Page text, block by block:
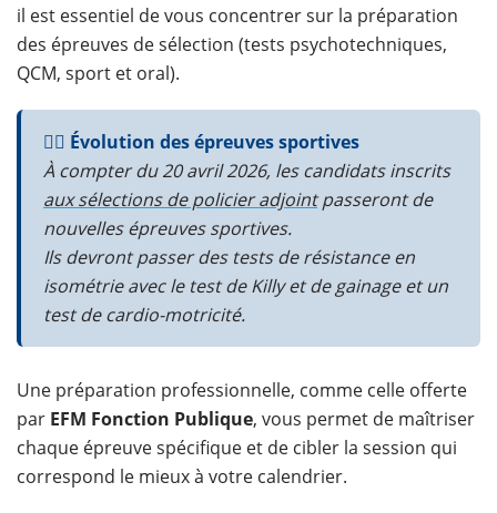
il est essentiel de vous concentrer sur la préparation
des épreuves de sélection (tests psychotechniques,
QCM, sport et oral).
👮‍♂️ Évolution des épreuves sportives
À compter du 20 avril 2026, les candidats inscrits
aux sélections de policier adjointpasseront de
nouvelles épreuves sportives.
Ils devront passer des tests de résistance en
isométrie avec le test de Killy et de gainage et un
test de cardio-motricité.
Une préparation professionnelle, comme celle offerte
par EFM Fonction Publique, vous permet de maîtriser
chaque épreuve spécifique et de cibler la session qui
correspond le mieux à votre calendrier.